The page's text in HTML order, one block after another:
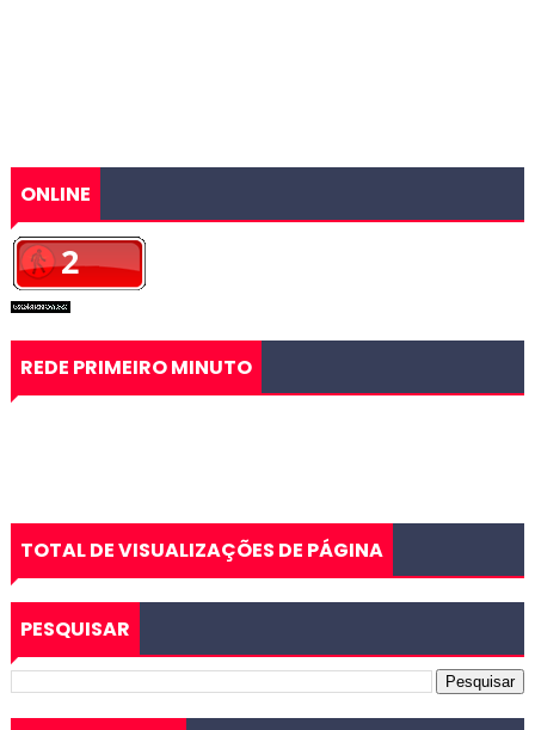
ONLINE
REDE PRIMEIRO MINUTO
TOTAL DE VISUALIZAÇÕES DE PÁGINA
PESQUISAR